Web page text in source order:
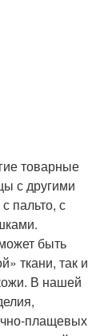
товарные
с другими
пальто, с
быть
ткани, так и
В нашей
плащевых